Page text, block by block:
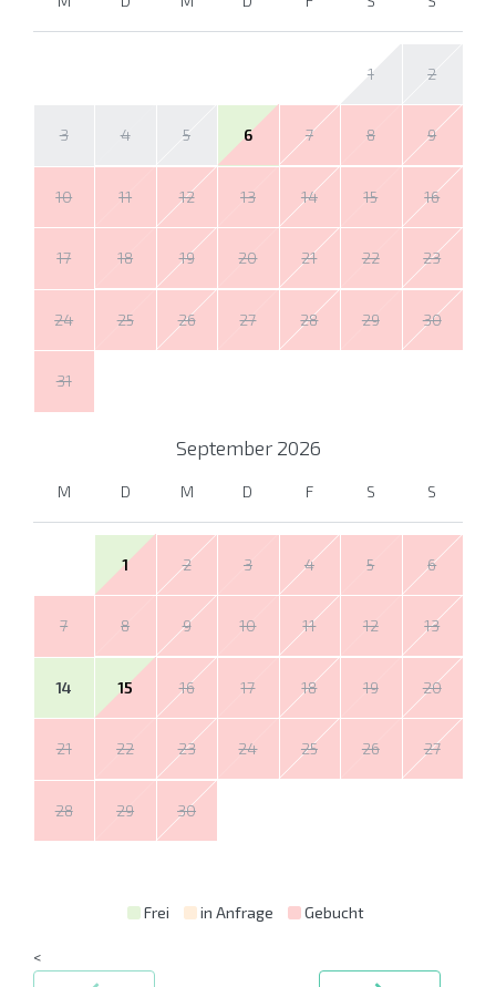
1 2
3 4 5 6 7 8 9
10 11 12 13 14 15 16
17 18 19 20 21 22 23
24 25 26 27 28 29 30
31
September 2026
M D M D F S S
1 2 3 4 5 6
7 8 9 10 11 12 13
14 15 16 17 18 19 20
21 22 23 24 25 26 27
28 29 30
Frei in Anfrage Gebucht
<